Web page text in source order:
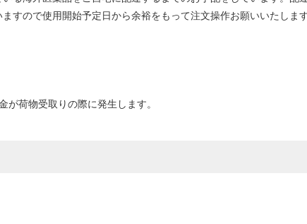
ので使用開始予定日から余裕をもって注文操作お願いいたします
荷物受取りの際に発生します。